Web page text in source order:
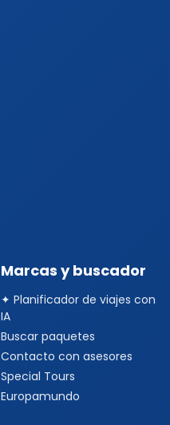
Marcas y buscador
✦ Planificador de viajes con
IA
Buscar paquetes
Contacto con asesores
Special Tours
Europamundo